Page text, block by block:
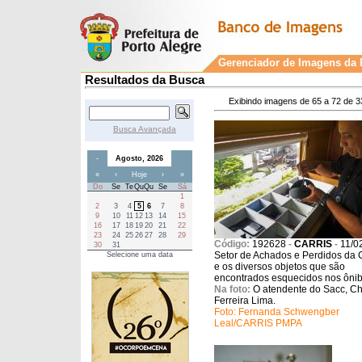
Gerenciador de Imagens da
Resultados da Busca
Exibindo imagens de 65 a 72 de
Código: 192628 - CARRIS - 11/
Setor de Achados e Perdidos da
e os diversos objetos que são
encontrados esquecidos nos
Na foto: O atendente do Sacc,
Ferreira Lima.
Foto: Fernanda Schwengber
Leal/CARRIS PMPA
Busca Avançada
-
Agosto, 2026
«
‹ Hoje ›
»
Do
Se TeQuQu Se
Sá
1
2
3 4 5 6 7
8
9
10 11 12 13 14
15
16
17 18 19 20 21
22
23
24 25 26 27 28
29
30
31
Selecione uma data